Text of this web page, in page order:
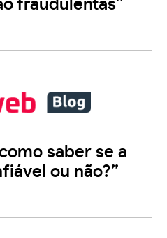
fraudulentas”
saber se a
ou não?”